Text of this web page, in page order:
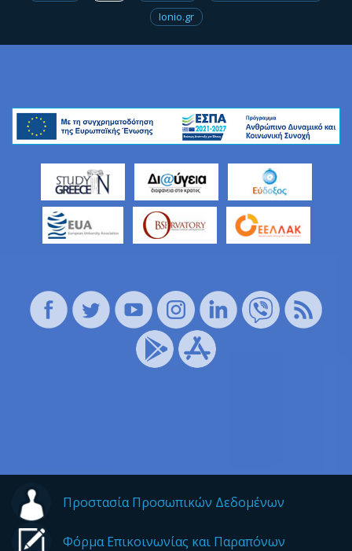
Ionio.gr
Προστασία Προσωπικών Δεδομένων
Φόρμα Επικοινωνίας και Παραπόνων